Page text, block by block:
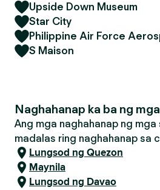
Upside Down Museum
Star City
Philippine Air Force
S Maison
Naghahanap ka ba ng
Ang mga naghahanap ng
madalas ring naghahanap sa
Lungsod ng Quezon
Maynila
Lungsod ng Davao